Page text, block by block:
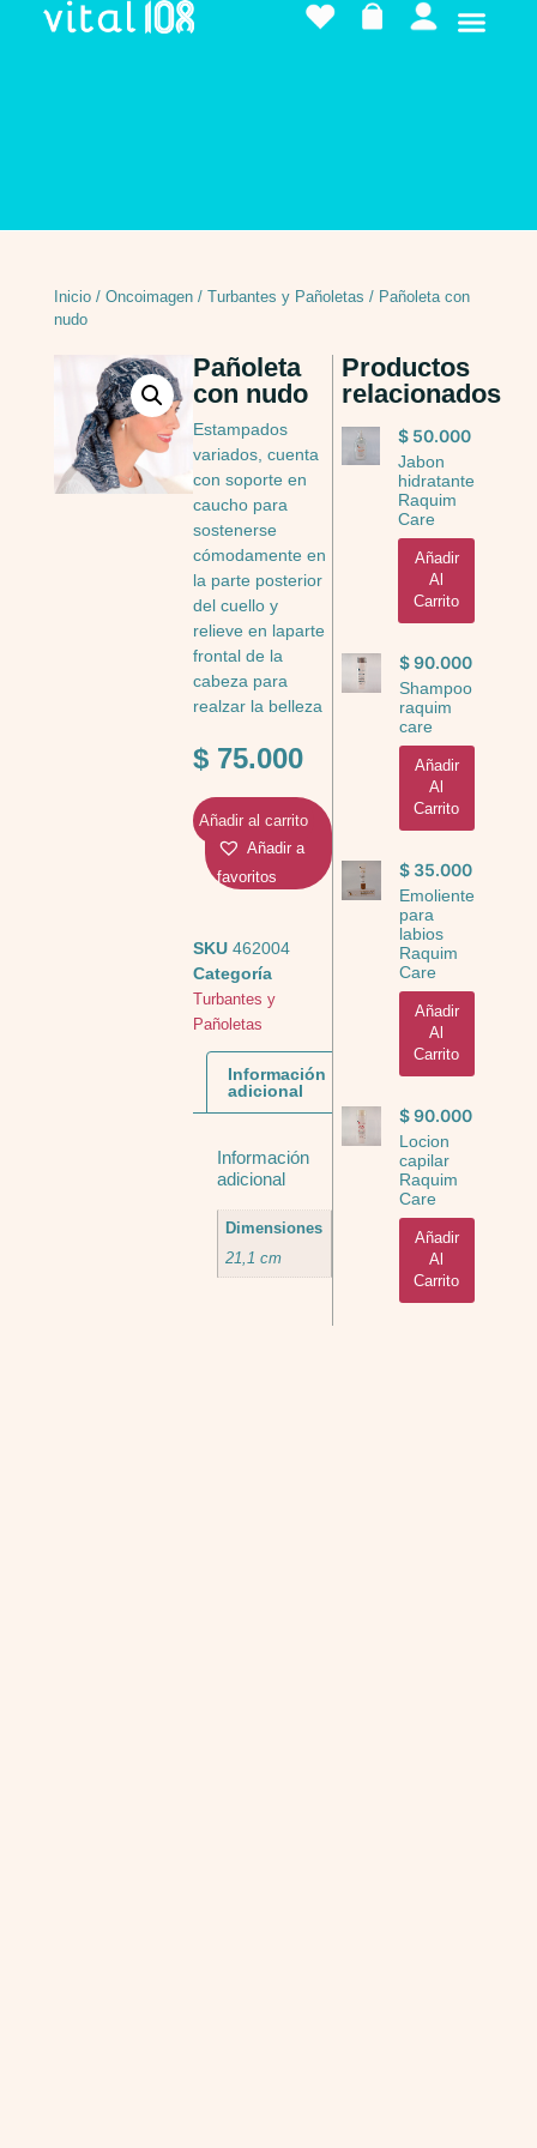
Inicio/ Oncoimagen/ Turbantes y Pañoletas / Pañoleta con
nudo
Pañoleta
con nudo
Estampados
variados, cuenta
con soporte en
caucho para
sostenerse
cómodamente en
la parte posterior
del cuello y
relieve en laparte
frontal de la
cabeza para
realzar la belleza
$75.000
Añadir al carrito
Añadir a
favoritos
SKU 462004
Categoría
Turbantes y
Pañoletas
Información
adicional
Información
adicional
Dimensiones
21,1 cm
Productos
relacionados
$ 50.000
Jabon
hidratante
Raquim
Care
Añadir
Al
Carrito
$90.000
Shampoo
raquim
care
Añadir
Al
Carrito
$35.000
Emoliente
para
labios
Raquim
Care
Añadir
Al
Carrito
$90.000
Locion
capilar
Raquim
Care
Añadir
Al
Carrito